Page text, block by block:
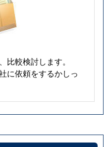
比較検討します。
に依頼をするかしっ